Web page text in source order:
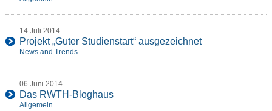
14 Juli 2014
Projekt „Guter Studienstart“ ausgezeichnet
News and Trends
06 Juni 2014
Das RWTH-Bloghaus
Allgemein